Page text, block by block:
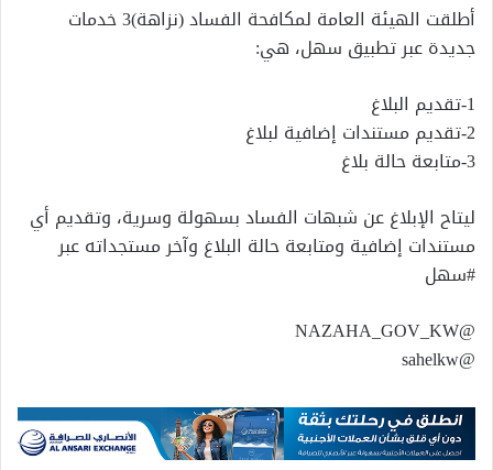
أطلقت الهيئة العامة لمكافحة الفساد (نزاهة)3 خدمات
جديدة عبر تطبيق سهل، هي:
‏ليتاح الإبلاغ عن شبهات الفساد بسهولة وسرية، وتقديم أي
مستندات إضافية ومتابعة حالة البلاغ وآخر مستجداته عبر
#سهل
‏@NAZAHA_GOV_KW
‏@sahelkw